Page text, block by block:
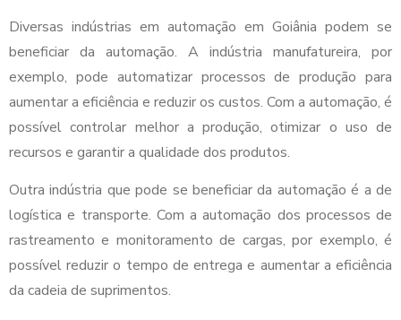
Diversas indústrias em automação em Goiânia podem se
beneficiar da automação. A indústria manufatureira, por
exemplo, pode automatizar processos de produção para
aumentar a eficiência e reduzir os custos. Com a automação, é
possível controlar melhor a produção, otimizar o uso de
recursos e garantir a qualidade dos produtos.
Outra indústria que pode se beneficiar da automação é a de
logística e transporte. Com a automação dos processos de
rastreamento e monitoramento de cargas, por exemplo, é
possível reduzir o tempo de entrega e aumentar a eficiência
da cadeia de suprimentos.